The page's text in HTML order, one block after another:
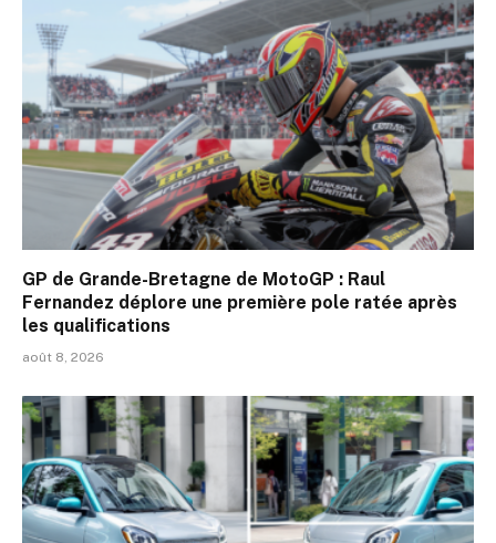
GP de Grande-Bretagne de MotoGP : Raul
Fernandez déplore une première pole ratée après
les qualifications
août 8, 2026